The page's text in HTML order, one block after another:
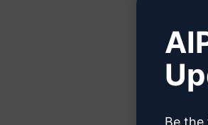
Be